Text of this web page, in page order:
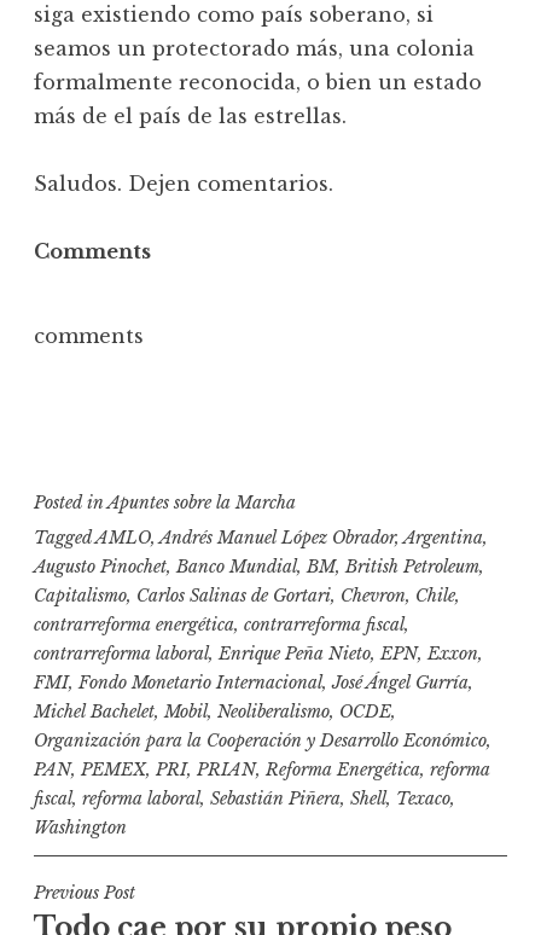
siga existiendo como país soberano, si
seamos un protectorado más, una colonia
formalmente reconocida, o bien un estado
más de el país de las estrellas.
Saludos. Dejen comentarios.
Comments
comments
Posted inApuntes sobre la Marcha
TaggedAMLO,Andrés Manuel López Obrador,Argentina,
Augusto Pinochet,Banco Mundial,BM,British Petroleum,
Capitalismo, Carlos Salinas de Gortari, Chevron, Chile,
contrarreforma energética, contrarreforma fiscal,
contrarreforma laboral,Enrique Peña Nieto,EPN,Exxon,
FMI,Fondo Monetario Internacional,José Ángel Gurría,
Michel Bachelet,Mobil, Neoliberalismo, OCDE,
Organización para la Cooperación y Desarrollo Económico,
PAN, PEMEX, PRI, PRIAN, Reforma Energética, reforma
fiscal, reforma laboral, Sebastián Piñera, Shell, Texaco,
Washington
N
Previous Post
Todo cae por su propio peso